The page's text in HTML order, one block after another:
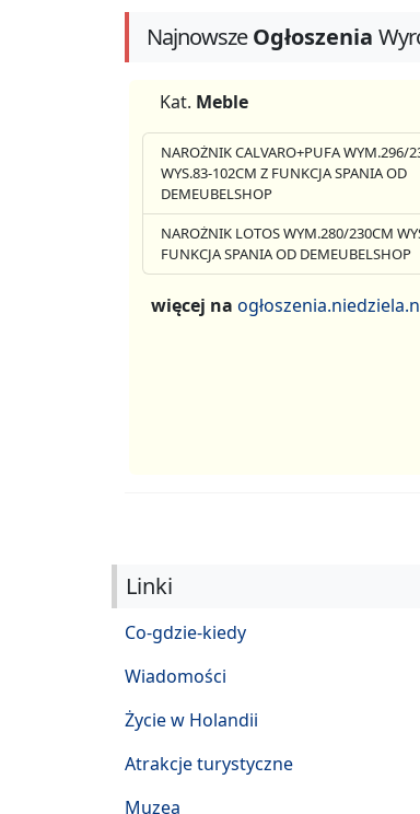
NajnowszeOgłoszenia
Kat. Meble
NAROŻNIK CALVARO+PUFA WYM.296/
WYS.83-102CM Z FUNKCJA SPANIA OD
DEMEUBELSHOP
NAROŻNIK LOTOS WYM.280/230CM
FUNKCJA SPANIA OD DEMEUBELSHOP
więcej na
Linki
Co-gdzie-kiedy
Wiadomości
Życie w Holandii
Atrakcje turystyczne
Muzea